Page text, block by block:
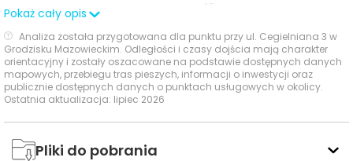
Ocena Tabelaofert:Na co dzień lokalizacja oferuje
sensowny dostęp do kilku linii autobusowych w krótkim
spacerze, ale brak kolei i innych środków transportu
szynowego wyraźnie ogranicza ogólną atrakcyjność
komunikacyjną.
Pokaż cały opis
Analiza została przygotowana dla punktu przy ul. Cegielniana 3 w
Grodzisku Mazowieckim. Odległości i czasy dojścia mają charakter
orientacyjny i zostały oszacowane na podstawie dostępnych danych
mapowych, przebiegu tras pieszych, informacji o inwestycji oraz
publicznie dostępnych danych o punktach usługowych w okolicy.
Ostatnia aktualizacja: lipiec 2026
Pliki do pobrania